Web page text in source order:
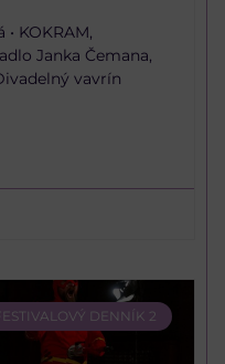
KOKRAM,
Janka Čemana,
vavrín
FESTIVALOVÝ DENNÍK 2